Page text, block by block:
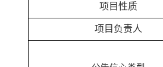
项目性质
项目负责人